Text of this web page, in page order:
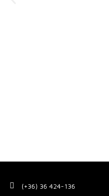
(+36) 36 424-136